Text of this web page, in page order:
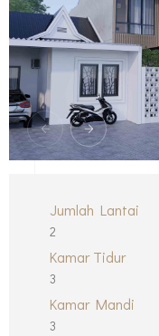
Jumlah Lantai
2
Kamar Tidur
3
Kamar Mandi
3